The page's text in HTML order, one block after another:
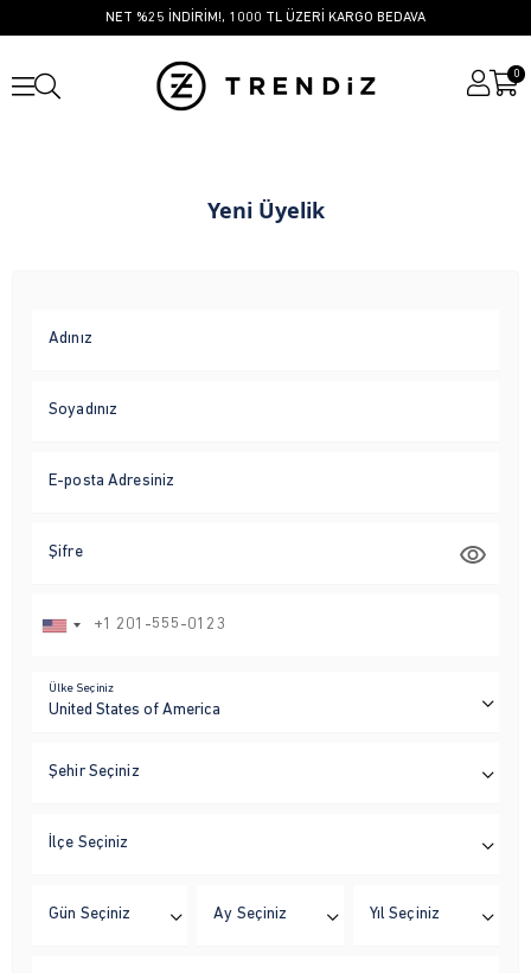
NET %25 İNDİRİM!, 1000 TL ÜZERİ KARGO BEDAVA
0
Yeni Üyelik
Adınız
Soyadınız
E-posta Adresiniz
Şifre
Ülke Seçiniz
Şehir Seçiniz
İlçe Seçiniz
Gün Seçiniz Ay Seçiniz Yıl Seçiniz